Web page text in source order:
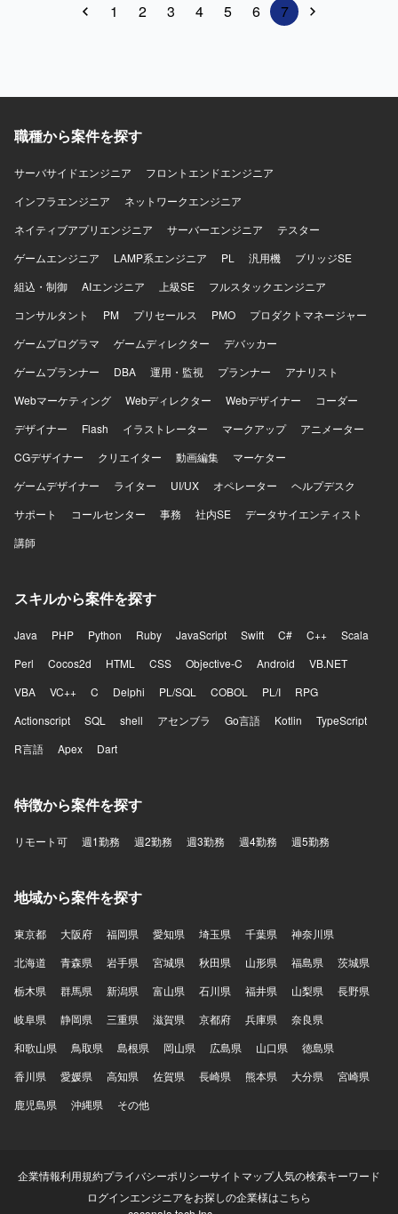
ドレビューなどを行っていただきます。 【求める人物像】
モダンな開発環境で主体的に開発に取り組んでいただける
にマッチいたします。 【ポジションの魅力】 金融業界であ
環境で日々開発に取り組むことができます。業務委託と正
ができます。長期的な参画を通じて金融系モバイルアプリ
Swift、Objective-C、Java（Springboot）、Kotlin、
Python（Django）、TypeReact（React.js）、
Google Workspace、Slack、IntelliJ、IDEA、Backlogなどの
ツールを利用して開発を行っております。
1 2 3 4 5 6 7
職種から案件を探す
サーバサイドエンジニア
フロントエンドエンジニア
インフラエンジニア
ネットワークエンジニア
ネイティブアプリエンジニア
サーバーエンジニア
テスター
ゲームエンジニア
LAMP系エンジニア PL 汎用機
ブリッジSE
組込・制御
AIエンジニア 上級SE
フルスタックエンジニア
コンサルタント
PM プリセールス PMO
プロダクトマネージャー
ゲームプログラマ
ゲームディレクター
デバッカー
ゲームプランナー
DBA 運用・監視 プランナー
アナリスト
Webマーケティング
Webディレクター Webデザイナー
コーダー
デザイナー
Flash イラストレーター マークアップ
アニメーター
CGデザイナー
クリエイター 動画編集
マーケター
ゲームデザイナー
ライター UI/UX オペレーター
ヘルプデスク
サポート
コールセンター 事務 社内SE
データサイエンティスト
講師
スキルから案件を探す
Java PHP Python Ruby JavaScript Swift C# C++
Scala
Perl
Cocos2d HTML CSS Objective-C Android
VB.NET
VBA
VC++ C Delphi PL/SQL COBOL PL/I
RPG
Actionscript
SQL shell アセンブラ Go言語 Kotlin
TypeScript
R言語
Apex Dart
特徴から案件を探す
リモート可 週1勤務 週2勤務 週3勤務 週4勤務 週5勤務
地域から案件を探す
東京都 大阪府 福岡県 愛知県 埼玉県 千葉県
神奈川県
北海道
青森県 岩手県 宮城県 秋田県 山形県 福島県
茨城県
栃木県
群馬県 新潟県 富山県 石川県 福井県 山梨県
長野県
岐阜県
静岡県 三重県 滋賀県 京都府 兵庫県
奈良県
和歌山県
鳥取県 島根県 岡山県 広島県 山口県
徳島県
香川県
愛媛県 高知県 佐賀県 長崎県 熊本県 大分県
宮崎県
鹿児島県
沖縄県 その他
企業情報利用規約プライバシーポリシーサイトマップ人気の検索キーワード
ログインエンジニアをお探しの企業様はこちら